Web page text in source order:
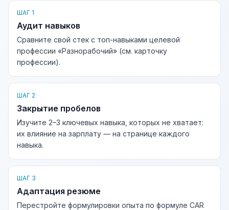
ШАГ 1
Аудит навыков
Сравните свой стек с топ-навыками целевой
профессии «Разнорабочий» (см. карточку
профессии).
ШАГ 2
Закрытие пробелов
Изучите 2–3 ключевых навыка, которых не хватает:
их влияние на зарплату — на странице каждого
навыка.
ШАГ 3
Адаптация резюме
Перестройте формулировки опыта по формуле CAR